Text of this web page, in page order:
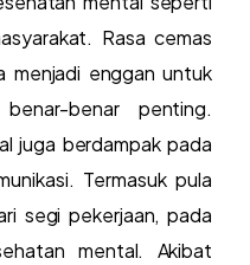
Rasa cemas
menjadi enggan untuk
benar penting.
juga berdampak pada
Termasuk pula
segi pekerjaan, pada
mental. Akibat